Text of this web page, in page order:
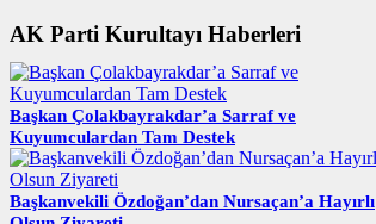
AK Parti Kurultayı Haberleri
Başkan Çolakbayrakdar’a Sarraf ve
Kuyumculardan Tam Destek
Başkanvekili Özdoğan’dan Nursaçan’a Hayırlı